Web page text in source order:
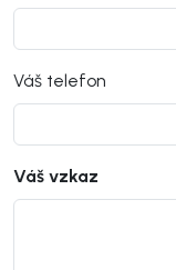
Váš telefon
Váš vzkaz